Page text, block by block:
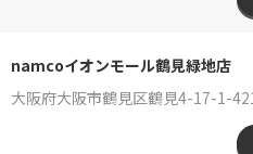
namcoイオンモール鶴見緑地店
大阪府大阪市鶴見区鶴見4-17-1-